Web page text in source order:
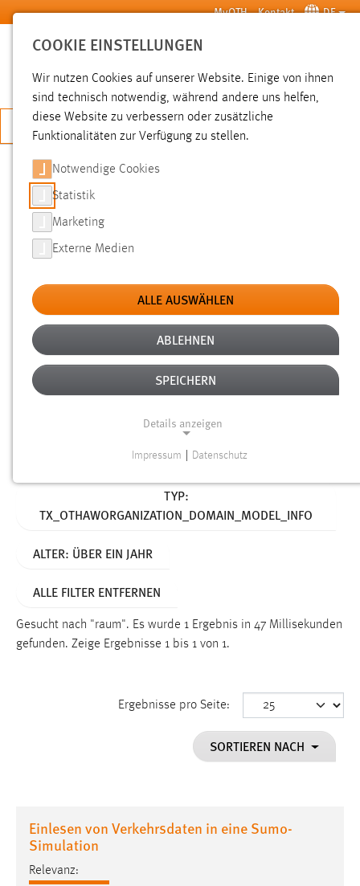
Zum Hauptinhalt springen MyOTH Kontakt DE
SUCHE
JETZT BEWERBEN
SUCHE
FILTER
Typ
Erstellungsdatum
Alter
TYP:
TX_OTHAWORGANIZATION_DOMAIN_MODEL_INFO
ALTER: ÜBER EIN JAHR
ALLE FILTER ENTFERNEN
Gesucht nach "raum". Es wurde 1 Ergebnis in 47 Millisekunden
gefunden. Zeige Ergebnisse 1 bis 1 von 1.
Ergebnisse pro Seite:
SORTIEREN NACH
Einlesen von Verkehrsdaten in eine Sumo-
Simulation
Relevanz:
COOKIE EINSTELLUNGEN
Wir nutzen Cookies auf unserer Website. Einige von ihnen
sind technisch notwendig, während andere uns helfen,
diese Website zu verbessern oder zusätzliche
Funktionalitäten zur Verfügung zu stellen.
Notwendige Cookies
Statistik
Marketing
Externe Medien
ALLE AUSWÄHLEN
ABLEHNEN
SPEICHERN
Details anzeigen
Notwendige Cookies ermöglichen grundlegende
Funktionen und sind für die einwandfreie Funktion der
cookie_consent
Zweck:
Cookie Laufzeit:
staticfilecache
Für performante Seitenauslieferung wird in diesem Cookie
Impressum Datenschutz